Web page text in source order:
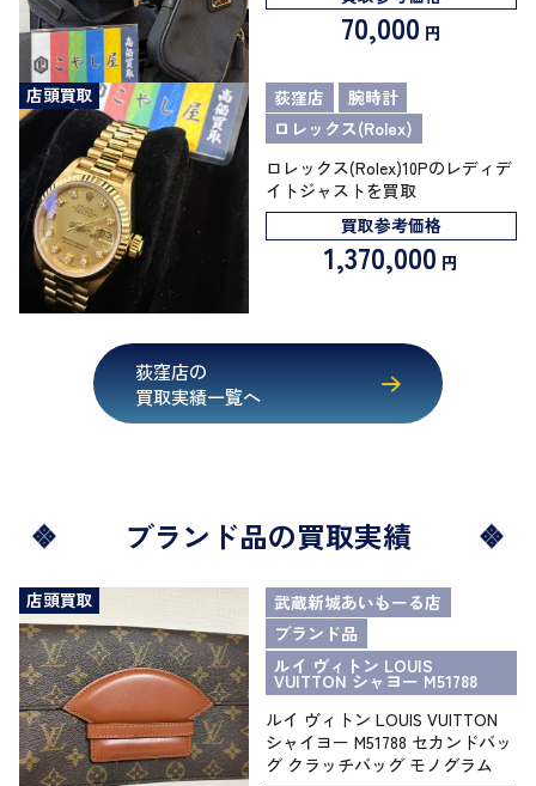
70,000 円
店頭買取 荻窪店
腕時計
ロレックス(Rolex)
ロレックス(Rolex)10Pのレディデ
イトジャストを買取
買取参考価格
1,370,000 円
荻窪店の
買取実績一覧へ
ブランド品の買取実績
店頭買取
武蔵新城あいもーる店
ブランド品
ルイ ヴィトン LOUIS
VUITTON シャヨー M51788
ルイ ヴィトン LOUIS VUITTON
シャイヨー M51788 セカンドバッ
グ クラッチバッグ モノグラム